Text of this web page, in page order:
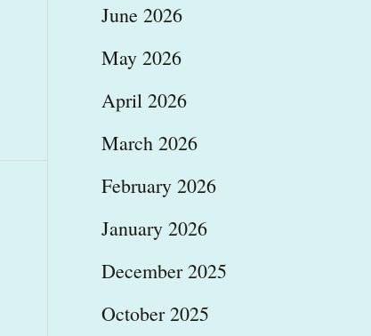
June 2026
May 2026
April 2026
March 2026
February 2026
January 2026
December 2025
October 2025